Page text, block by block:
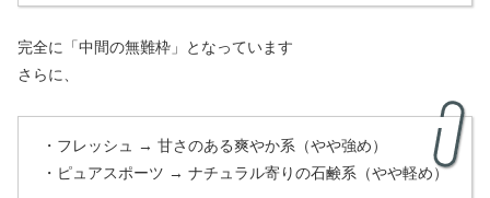
完全に「中間の無難枠」となっています
さらに、
・フレッシュ → 甘さのある爽やか系（やや強め）
・ピュアスポーツ → ナチュラル寄りの石鹸系（やや軽め）